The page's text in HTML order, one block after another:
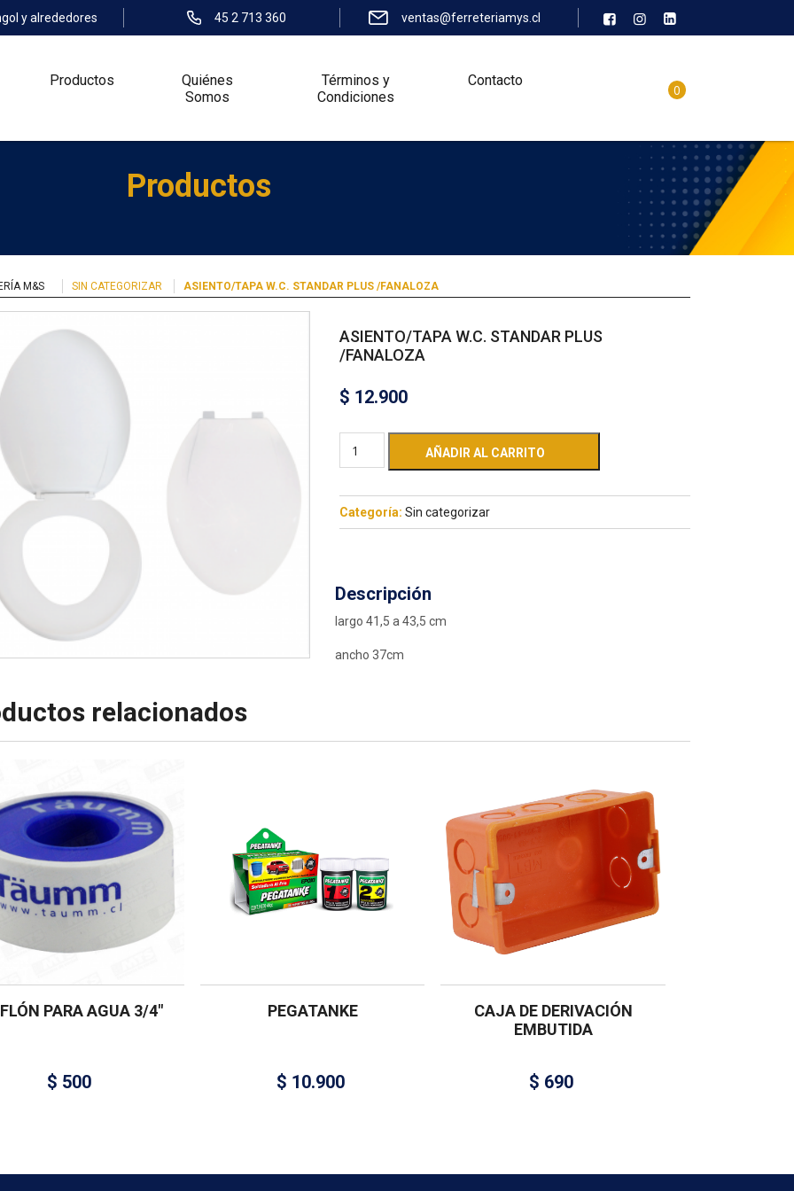
y alrededores 45 2 713 360 ventas@ferreteriamys.cl
Productos
Quiénes
Somos
Términos y
Condiciones
Contacto
0
Productos
M&S SIN CATEGORIZAR ASIENTO/TAPA W.C. STANDAR PLUS /FANALOZA
ASIENTO/TAPA W.C. STANDAR PLUS
/FANALOZA
$ 12.900
AÑADIR AL CARRITO
Categoría: Sin categorizar
Descripción
largo 41,5 a 43,5 cm
ancho 37cm
relacionados
PARA AGUA 3/4″
$ 500
PEGATANKE
$ 10.900
CAJA DE DERIVACIÓN
EMBUTIDA
$ 690